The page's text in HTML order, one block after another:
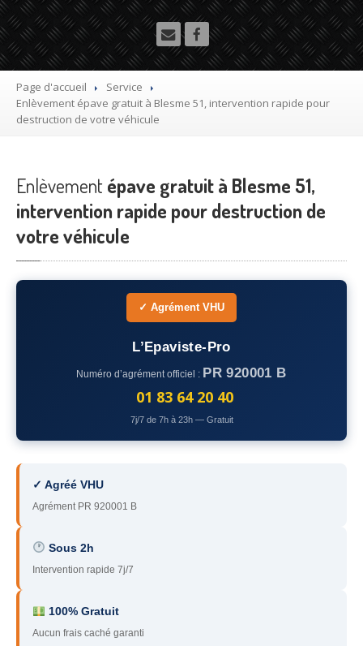
Camion
et Poids Lourd
Utilitaire
Démolisseuragrée VHU gratuit
Mettreà la casse sa voiture
Recyclagevoiture usagée gratuit
Destructionde voiture agréé
EpavisteGratuit
Rachatvoiture accidentée
– Seine-et-Marne
– Yvelines
92– Hauts-de-Seine
93 – Seine-Saint-Denis
94– Val-de-Marne
95 – Val d’Oise
– Essonne
89 – Yonne
Page d'accueil
Service
Enlèvement épave gratuit à Blesme 51, intervention rapide pour
destruction de votre véhicule
Enlèvement épave gratuit à Blesme 51,
intervention rapide pour destruction de
votre véhicule
✓ Agrément VHU
L’Epaviste-Pro
Numéro d’agrément officiel : PR 920001 B
01 83 64 20 40
7j/7 de 7h à 23h — Gratuit
✓ Agréé VHU
Agrément PR 920001 B
Sous 2h
Intervention rapide 7j/7
100% Gratuit
Aucun frais caché garanti